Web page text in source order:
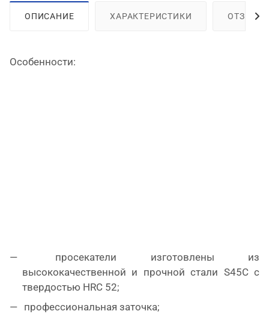
ОПИСАНИЕ ХАРАКТЕРИСТИКИ ОТЗЫВЫ
Особенности:
высококачественной и прочной стали S45C с
твердостью HRC 52;
профессиональная заточка;